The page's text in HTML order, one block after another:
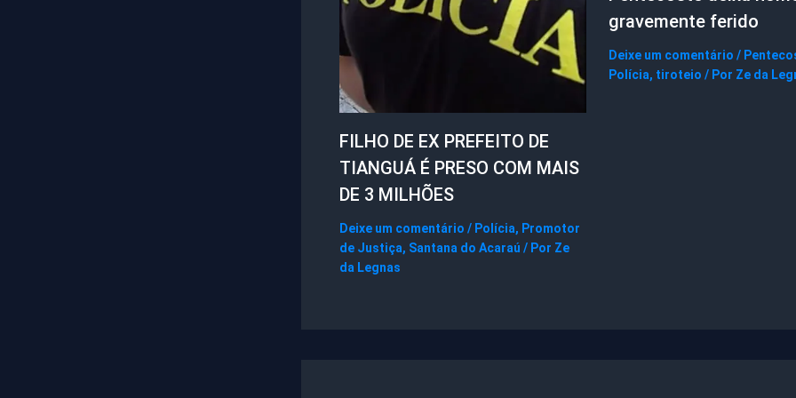
FILHO DE EX PREFEITO DE
TIANGUÁ É PRESO COM MAIS
DE 3 MILHÕES
Deixe um comentário / Polícia, Promotor
de Justiça, Santana do Acaraú / Por Ze
da Legnas
gravemente ferido
Deixe um comentário /
Polícia, tiroteio / Por Ze da